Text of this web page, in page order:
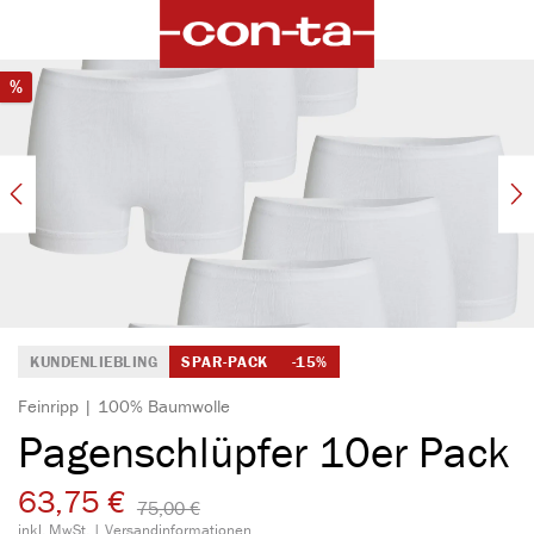
Bildergalerie überspringen
%Rabatt
KUNDENLIEBLING SPAR-PACK -15%
Feinripp | 100% Baumwolle
Pagenschlüpfer 10er Pack
63,75 € 75,00 €​
inkl. MwSt. | Versandinformationen